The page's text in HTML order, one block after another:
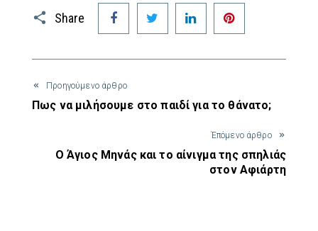
Share
Facebook Twitter LinkedIn
Προηγούμενο άρθρο
Πως να μιλήσουμε στο παιδί για το θάνατο;
Έπόμενο άρθρο
Ο Άγιος Μηνάς και το αίνιγμα της σπηλιάς
στον Αφιάρτη